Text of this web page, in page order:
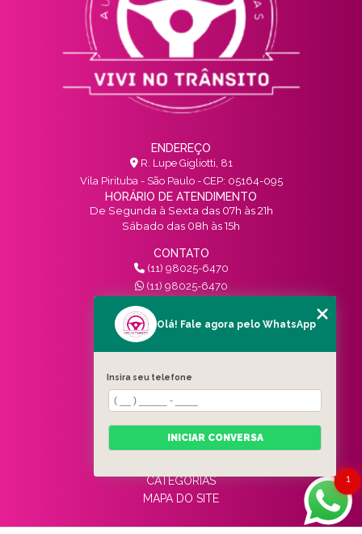
ENDEREÇO
R. Lupe Gigliotti, 81
Vila Pirituba - São Paulo - CEP: 05164-095
HORÁRIO DE ATENDIMENTO
De Segunda à Sexta das 07h às 21h
Sábado das 08h às 15h
CONTATO
(11) 98025-6470
(11) 98025-6470
contato@vivinotransito.com.br
SIGA-NOS!
MENU
HOME
QUEM SOMOS
SERVIÇOS
BLOG
CATEGORIAS
MAPA DO SITE
1
Olá! Fale agora pelo WhatsApp
Insira seu telefone
INICIAR CONVERSA